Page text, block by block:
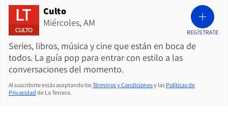
Culto
Miércoles, AM
Series, libros, música y cine que están en boca de
todos. La guía pop para entrar con estilo a las
conversaciones del momento.
REGÍSTRATE
Al suscribirte estás aceptando losTérminos y Condicionesy las Políticas de
Privacidad de La Tercera.